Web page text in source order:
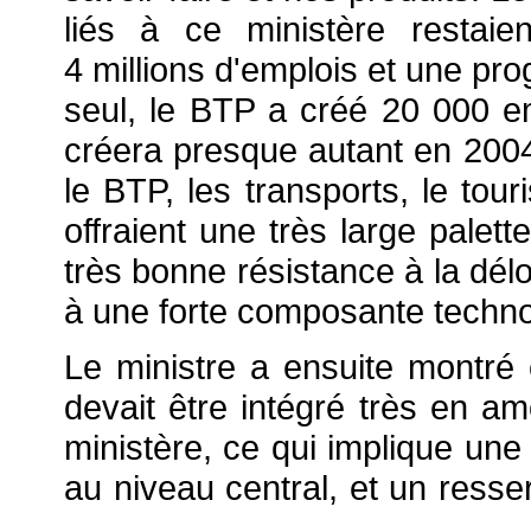
liés à ce ministère
4 millions d'emplois et une
seul, le BTP a créé 20 000
créera presque autant en
le BTP, les transports, le
offraient une très large
très bonne résistance à la
à une forte composante
Le ministre a ensuite montré
devait être intégré très en
ministère, ce qui implique
au niveau central, et un